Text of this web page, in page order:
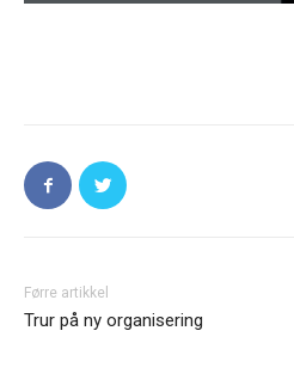
Førre artikkel
Trur på ny organisering